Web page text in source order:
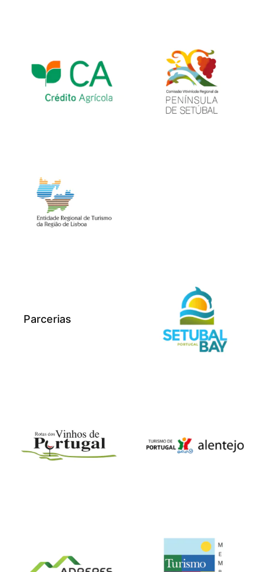
Parcerias